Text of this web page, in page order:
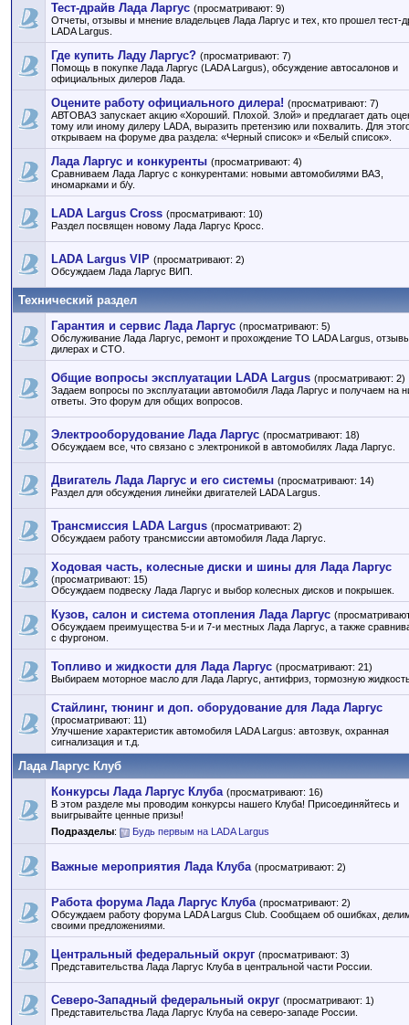
Тест-драйв Лада Ларгус (просматривают: 9)
Отчеты, отзывы и мнение владельцев Лада Ларгус и тех, кто прошел тест-
LADA Largus.
Где купить Ладу Ларгус? (просматривают: 7)
Помощь в покупке Лада Ларгус (LADA Largus), обсуждение автосалонов и
официальных дилеров Лада.
Оцените работу официального дилера! (просматривают: 7)
АВТОВАЗ запускает акцию «Хороший. Плохой. Злой» и предлагает дать
тому или иному дилеру LADA, выразить претензию или похвалить. Для
открываем на форуме два раздела: «Черный список» и «Белый список».
Лада Ларгус и конкуренты (просматривают: 4)
Сравниваем Лада Ларгус с конкурентами: новыми автомобилями ВАЗ,
иномарками и б/у.
LADA Largus Cross (просматривают: 10)
Раздел посвящен новому Лада Ларгус Кросс.
LADA Largus VIP (просматривают: 2)
Обсуждаем Лада Ларгус ВИП.
Технический раздел
Гарантия и сервис Лада Ларгус (просматривают: 5)
Обслуживание Лада Ларгус, ремонт и прохождение ТО LADA Largus,
дилерах и СТО.
Общие вопросы эксплуатации LADA Largus (просматривают: 2)
Задаем вопросы по эксплуатации автомобиля Лада Ларгус и получаем на
ответы. Это форум для общих вопросов.
Электрооборудование Лада Ларгус (просматривают: 18)
Обсуждаем все, что связано с электроникой в автомобилях Лада Ларгус.
Двигатель Лада Ларгус и его системы (просматривают: 14)
Раздел для обсуждения линейки двигателей LADA Largus.
Трансмиссия LADA Largus (просматривают: 2)
Обсуждаем работу трансмиссии автомобиля Лада Ларгус.
Ходовая часть, колесные диски и шины для Лада Ларгус
(просматривают: 15)
Обсуждаем подвеску Лада Ларгус и выбор колесных дисков и покрышек.
Кузов, салон и система отопления Лада Ларгус
Обсуждаем преимущества 5-и и 7-и местных Лада Ларгус, а также
с фургоном.
Топливо и жидкости для Лада Ларгус (просматривают: 21)
Выбираем моторное масло для Лада Ларгус, антифриз, тормозную
Стайлинг, тюнинг и доп. оборудование для Лада Ларгус
(просматривают: 11)
Улучшение характеристик автомобиля LADA Largus: автозвук, охранная
сигнализация и т.д.
Лада Ларгус Клуб
Конкурсы Лада Ларгус Клуба (просматривают: 16)
В этом разделе мы проводим конкурсы нашего Клуба! Присоединяйтесь и
выигрывайте ценные призы!
Подразделы: Будь первым на LADA Largus
Важные мероприятия Лада Клуба (просматривают: 2)
Работа форума Лада Ларгус Клуба (просматривают: 2)
Обсуждаем работу форума LADA Largus Club. Сообщаем об ошибках,
своими предложениями.
Центральный федеральный округ (просматривают: 3)
Представительства Лада Ларгус Клуба в центральной части России.
Северо-Западный федеральный округ (просматривают: 1)
Представительства Лада Ларгус Клуба на северо-западе России.